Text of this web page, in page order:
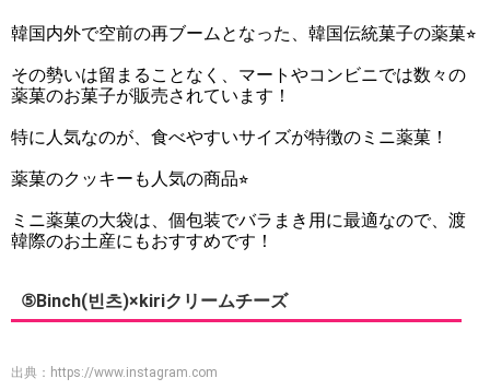
韓国内外で空前の再ブームとなった、韓国伝統菓子の薬菓⭐︎
その勢いは留まることなく、マートやコンビニでは数々の
薬菓のお菓子が販売されています！
特に人気なのが、食べやすいサイズが特徴のミニ薬菓！
薬菓のクッキーも人気の商品⭐︎
ミニ薬菓の大袋は、個包装でバラまき用に最適なので、渡
韓際のお土産にもおすすめです！
⑤Binch(빈츠)×kiriクリームチーズ
出典： https://www.instagram.com